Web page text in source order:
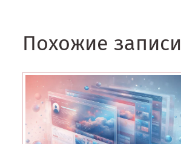
Похожие записи